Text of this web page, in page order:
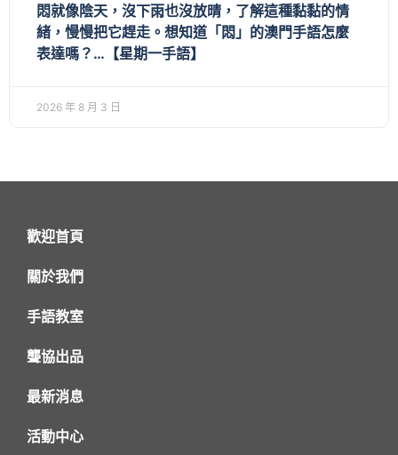
悶就像陰天，沒下雨也沒放晴，了解這種黏黏的情
緒，慢慢把它趕走。想知道「悶」的澳門手語怎麼
表達嗎？…【星期一手語】
2026 年 8 月 3 日
歡迎首頁
關於我們
手語教室
聾協出品
最新消息
活動中心